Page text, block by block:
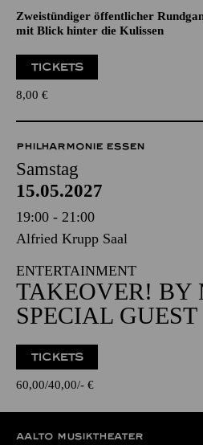
ÖFFENTLICHE
FÜHRUNG
Zweistündiger öffentlicher
mit Blick hinter die Kulissen
8,00 €
PHILHARMONIE ESSEN
Samstag
15.05.2027
19:00 - 21:00
Alfried Krupp Saal
ENTERTAINMENT
TAKEOVER! BY
SPECIAL GUEST
60,00 40,00 -€